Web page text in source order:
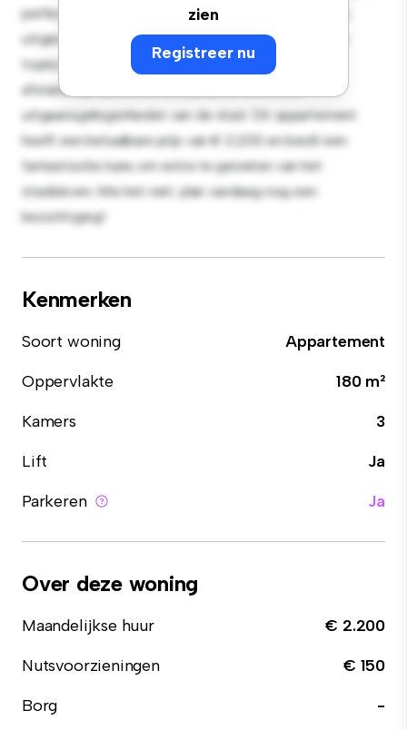
zien
Registreer nu
perfect voor entertainment en de strakke keuken is
uitgerust met hoogwaardige apparatuur. Dankzij de
toplocatie bevind je je op slechts een steenworp
afstand van de beste restaurants, winkels en
uitgaansgelegenheden van de stad. Dit appartement
heeft een betaalbare prijs van € 2.200 en biedt een
fantastische kans om extra te genieten van het
stadsleven. Mis het niet: plan vandaag nog een
bezichtiging!
Kenmerken
Soort woning
Appartement
Oppervlakte
180 m²
Kamers
3
Lift
Ja
Parkeren
Ja
Over deze woning
Maandelijkse huur
€ 2.200
Nutsvoorzieningen
€ 150
Borg
-